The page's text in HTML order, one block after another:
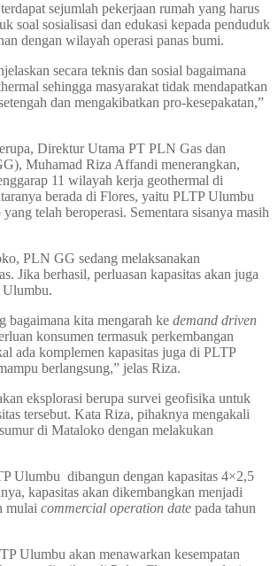
sejumlah pekerjaan rumah yang harus
soal sosialisasi dan edukasi kepada penduduk
dengan wilayah operasi panas bumi.
secara teknis dan sosial bagaimana
sehingga masyarakat tidak mendapatkan
dan mengakibatkan pro-kesepakatan,”
Direktur Utama PT PLN Gas dan
Muhamad Riza Affandi menerangkan,
11 wilayah kerja geothermal di
berada di Flores, yaitu PLTP Ulumbu
telah beroperasi. Sementara sisanya masih
PLN GG sedang melaksanakan
Jika berhasil, perluasan kapasitas akan juga
Ulumbu.
bagaimana kita mengarah ke demand driven
konsumen termasuk perkembangan
ada komplemen kapasitas juga di PLTP
berlangsung,” jelas Riza.
eksplorasi berupa survei geofisika untuk
tersebut. Kata Riza, pihaknya mengakali
di Mataloko dengan melakukan
Ulumbu dibangun dengan kapasitas 4×2,5
kapasitas akan dikembangkan menjadi
mulai commercial operation date pada tahun
Ulumbu akan menawarkan kesempatan